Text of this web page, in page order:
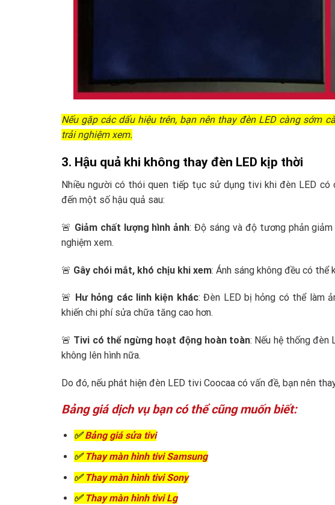
Nếu gặp các dấu hiệu trên, bạn nên thay đèn LED càng sớm
trải nghiệm xem.
3. Hậu quả khi không thay đèn LED kịp thời
Nhiều người có thói quen tiếp tục sử dụng tivi khi đèn LED có
đến một số hậu quả sau:
🚨 Giảm chất lượng hình ảnh: Độ sáng và độ tương phản
nghiệm xem.
🚨 Gây chói mắt, khó chịu khi xem: Ánh sáng không đều có thể
🚨 Hư hỏng các linh kiện khác: Đèn LED bị hỏng có thể làm
khiến chi phí sửa chữa tăng cao hơn.
🚨 Tivi có thể ngừng hoạt động hoàn toàn: Nếu hệ thống đèn
không lên hình nữa.
Do đó, nếu phát hiện đèn LED tivi Coocaa có vấn đề, bạn nên
Bảng giá dịch vụ bạn có thể cũng muốn biết:
✅Bảng giá sửa tivi
✅Thay màn hình tivi Samsung
✅Thay màn hình tivi Sony
✅Thay màn hình tivi Lg